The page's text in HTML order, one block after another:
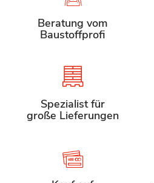
Beratung vom
Baustoffprofi
Spezialist für
große Lieferungen